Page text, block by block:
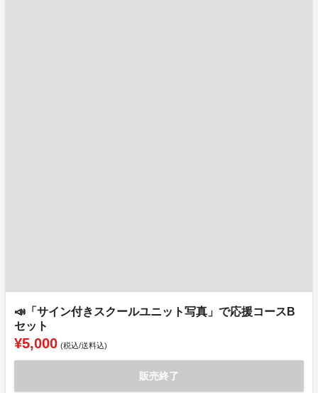
📣「サイン付きスクールユニット写真」で応援コースB
セット
¥5,000 (税込/送料込)
販売終了